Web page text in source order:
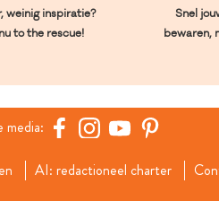
weinig inspiratie?
to the rescue!
Snel
bewaren,
media:
AI: redactioneel charter